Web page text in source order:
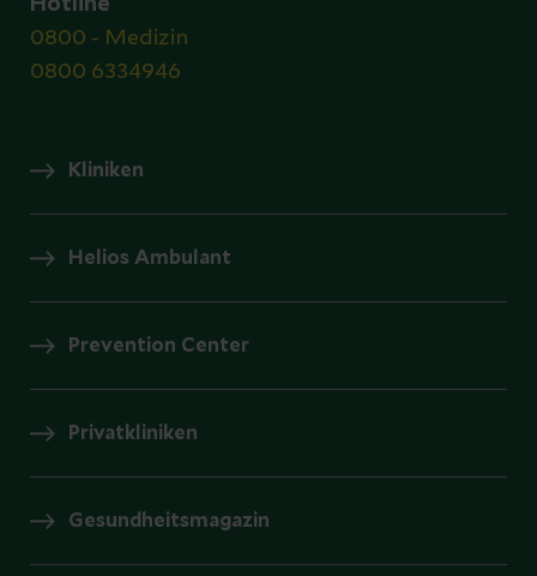
Hotline
0800 - Medizin
0800 6334946
Kliniken
Helios Ambulant
Prevention Center
Privatkliniken
Gesundheitsmagazin